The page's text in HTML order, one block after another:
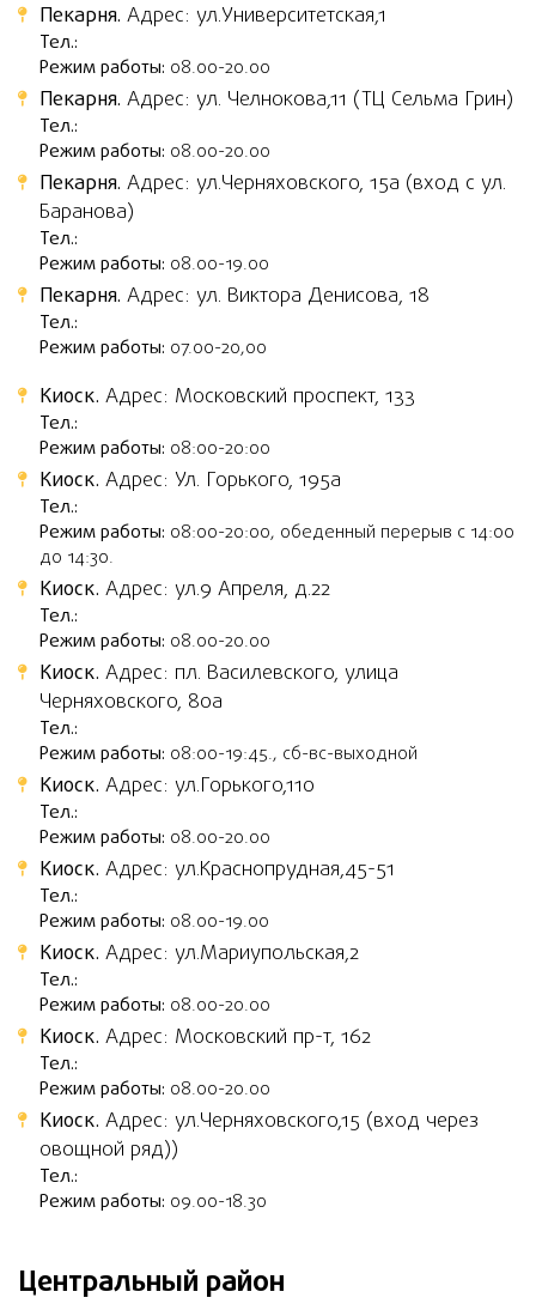
Пекарня. Адрес: ул.Университетская,1
Тел.:
Режим работы: 08.00-20.00
Пекарня. Адрес: ул. Челнокова,11 (ТЦ Сельма Грин)
Тел.:
Режим работы: 08.00-20.00
Пекарня. Адрес: ул.Черняховского, 15а (вход с ул.
Баранова)
Тел.:
Режим работы: 08.00-19.00
Пекарня. Адрес: ул. Виктора Денисова, 18
Тел.:
Режим работы: 07.00-20,00
Киоск. Адрес: Московский проспект, 133
Тел.:
Режим работы: 08:00-20:00
Киоск. Адрес: Ул. Горького, 195а
Тел.:
Режим работы: 08:00-20:00, обеденный перерыв с 14:00
до 14:30.
Киоск. Адрес: ул.9 Апреля, д.22
Тел.:
Режим работы: 08.00-20.00
Киоск. Адрес: пл. Василевского, улица
Черняховского, 80а
Тел.:
Режим работы: 08:00-19:45., сб-вс-выходной
Киоск. Адрес: ул.Горького,110
Тел.:
Режим работы: 08.00-20.00
Киоск. Адрес: ул.Краснопрудная,45-51
Тел.:
Режим работы: 08.00-19.00
Киоск. Адрес: ул.Мариупольская,2
Тел.:
Режим работы: 08.00-20.00
Киоск. Адрес: Московский пр-т, 162
Тел.:
Режим работы: 08.00-20.00
Киоск. Адрес: ул.Черняховского,15 (вход через
овощной ряд))
Тел.:
Режим работы: 09.00-18.30
Центральный район